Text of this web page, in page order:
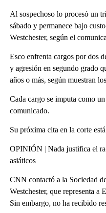
Al sospechoso lo procesó un
sábado y permanece bajo
Westchester, según el
Esco enfrenta cargos por dos
y agresión en segundo grado
años o más, según muestran
Cada cargo se imputa como
comunicado.
Su próxima cita en la corte
OPINIÓN | Nada justifica el
asiáticos
CNN contactó a la Sociedad
Westchester, que representa a
Sin embargo, no ha recibido